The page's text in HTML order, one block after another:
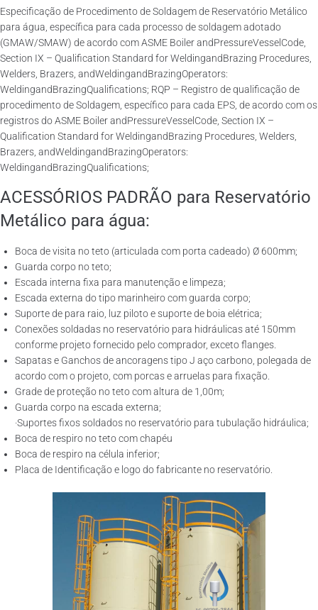
Especificação de Procedimento de Soldagem de Reservatório Metálico
para água, específica para cada processo de soldagem adotado
(GMAW/SMAW) de acordo com ASME Boiler andPressureVesselCode,
Section IX – Qualification Standard for WeldingandBrazing Procedures,
Welders, Brazers, andWeldingandBrazingOperators:
WeldingandBrazingQualifications; RQP – Registro de qualificação de
procedimento de Soldagem, específico para cada EPS, de acordo com os
registros do ASME Boiler andPressureVesselCode, Section IX –
Qualification Standard for WeldingandBrazing Procedures, Welders,
Brazers, andWeldingandBrazingOperators:
WeldingandBrazingQualifications;
ACESSÓRIOS PADRÃO para Reservatório
Metálico para água:
Boca de visita no teto (articulada com porta cadeado) Ø 600mm;
Guarda corpo no teto;
Escada interna fixa para manutenção e limpeza;
Escada externa do tipo marinheiro com guarda corpo;
Suporte de para raio, luz piloto e suporte de boia elétrica;
Conexões soldadas no reservatório para hidráulicas até 150mm
conforme projeto fornecido pelo comprador, exceto flanges.
Sapatas e Ganchos de ancoragens tipo J aço carbono, polegada de
acordo com o projeto, com porcas e arruelas para fixação.
Grade de proteção no teto com altura de 1,00m;
Guarda corpo na escada externa;
·Suportes fixos soldados no reservatório para tubulação hidráulica;
Boca de respiro no teto com chapéu
Boca de respiro na célula inferior;
Placa de Identificação e logo do fabricante no reservatório.